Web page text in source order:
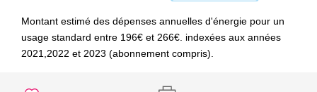
Montant estimé des dépenses annuelles d'énergie pour un
usage standard entre 196€ et 266€. indexées aux années
2021,2022 et 2023 (abonnement compris).